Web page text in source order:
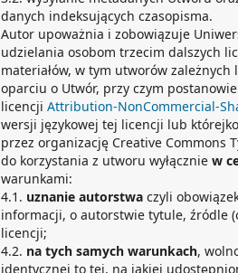
danych indeksujących czasopisma.
Autor upoważnia i zobowiązuje
udzielania osobom trzecim dalszych
materiałów, w tym utworów
oparciu o Utwór, przy czym
licencji Attribution-NonCommercial-
wersji językowej tej licencji lub
przez organizację Creative Commons
do korzystania z utworu wyłącznie w
warunkami:
4.1. uznanie autorstwa czyli
informacji, o autorstwie tytule, źródle
licencji;
4.2. na tych samych warunkach,
identycznej to tej, na jakiej